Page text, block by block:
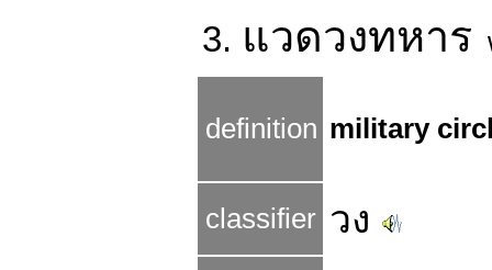
3. แวดวงทหาร
definition military
classifier วง